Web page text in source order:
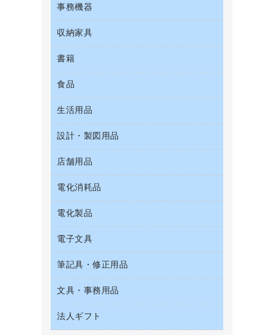
パソコンアクセサリー
パソコンバッグ／収納用品
パソコン周辺機器
マウスパッド
各種ケーブル
電話機
クリヤーホルダー
コンピュータ用ファイル
ファイルボックス
フォルダー
フラットファイル
リングファイル
レターファイル
持ち出しファイル
統一伝票用ファイル
背幅が伸びるファイル
板目表紙・綴込表紙
名刺整理用品
ミネラルウォーター
レギュラーコーヒー
医薬部外品
紅茶・バラエティ飲料
ブルーレイディスク
メディア収納用品
屋外用品
工事関連用品
事務機器
ＯＨＰ用品
シュレッダ
タイムカード
タイムレコーダー
ラミネータ
レーザーポインター
大型シュレッダー（共配）
収納家具
その他収納
ロッカー・下駄箱
金庫
保管庫・書庫
書籍
パソコンソフト
食品
菓子
食品
生活用品
キッチン用品
ゴミ袋
スポーツ・レジャー用品
スリッパ・サンダル・シューズ
その他雑貨
ダストボックス
ティッシュペーパー
トイレットペーパー
設計・製図用品
設計・製図用品
店舗用品
ＰＯＰ用品
カウンター／お会計用品
サイン・看板用品
ディスプレイ用品
レジ・ポリ袋
陳列什器
店舗運営用品
電化消耗品
アルバム
デスクライト
懐中電灯・ライト
乾電池・充電池
電球・蛍光灯
電化製品
ＡＶ機器・アクセサリー
ＯＡタップ／延長コード
キッチン・調理家電
その他電化製品
空調・季節家電
電子文具
その他電子文具
ラベルテープ
ラベルライター
電卓
筆記具・修正用品
シャープペンシル
シャープペンシル用替芯
ボールペン（ゲルインク）
文具・事務用品
カッター
法人ギフト